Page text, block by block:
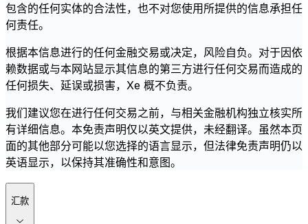
包含的任何实体的合法性，也不对您使用所提供的信息承担任
何责任。
根据本信息进行的任何金融交易或决定，风险自负。对于因依
赖数据或与本网站显示其信息的第三方进行任何交易而造成的
任何损失、延误或损害，Xe 概不负责。
我们建议您在进行任何交易之前，与相关金融机构独立核实所
有详细信息。本免责声明仅以英文提供，未经翻译。虽然本页
面的其他部分可能以您选择的语言显示，但法律免责声明仍以
英语显示，以保持其准确性和意图。
汇款